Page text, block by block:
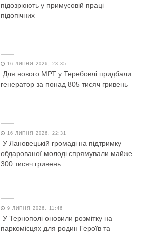
підозрюють у примусовій праці
підопічних
16 ЛИПНЯ 2026, 23:35
Для нового МРТ у Теребовлі придбали
генератор за понад 805 тисяч гривень
16 ЛИПНЯ 2026, 22:31
У Лановецькій громаді на підтримку
обдарованої молоді спрямували майже
300 тисяч гривень
9 ЛИПНЯ 2026, 11:46
У Тернополі оновили розмітку на
паркомісцях для родин Героїв та